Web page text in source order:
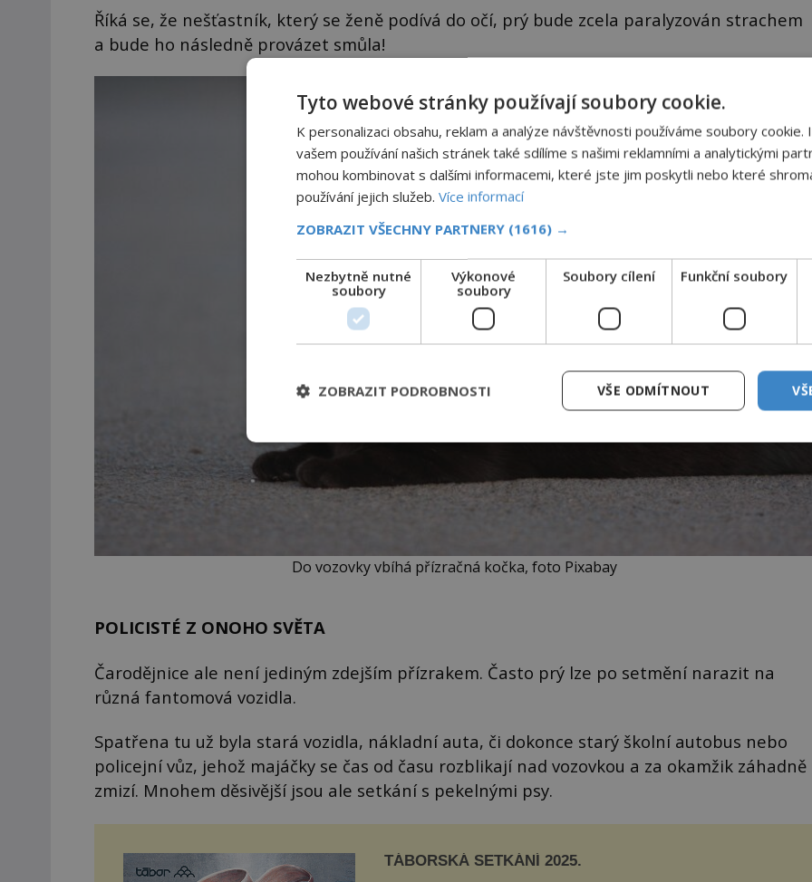
Říká se, že nešťastník, který se ženě podívá do očí, prý bude zcela paralyzován strachem
a bude ho následně provázet smůla!
Do vozovky vbíhá přízračná kočka, foto Pixabay
POLICISTÉ Z ONOHO SVĚTA
Čarodějnice ale není jediným zdejším přízrakem. Často prý lze po setmění narazit na
různá fantomová vozidla.
Spatřena tu už byla stará vozidla, nákladní auta, či dokonce starý školní autobus nebo
policejní vůz, jehož majáčky se čas od času rozblikají nad vozovkou a za okamžik záhadně
zmizí. Mnohem děsivější jsou ale setkání s pekelnými psy.
TÁBORSKÁ SETKÁNÍ 2025.
Tyto webové stránky používají soubory cookie.
K personalizaci obsahu, reklam a analýze návštěvnosti používáme soubory cookie.
vašem používání našich stránek také sdílíme s našimi reklamními a analytickými
mohou kombinovat s dalšími informacemi, které jste jim poskytli nebo které
používání jejich služeb. Více informací
ZOBRAZIT VŠECHNY PARTNERY (1616) →
Nezbytně nutné
soubory
Výkonové
soubory
Soubory cílení Funkční soubory
VŠE ODMÍTNOUT
ZOBRAZIT PODROBNOSTI